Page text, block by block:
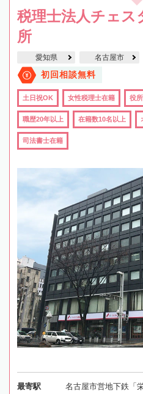
税理士法人チェス
所
愛知県 名古屋市
初回相談無料
土日祝OK 女性税理士在籍 役
職歴20年以上 在籍数10名以上
司法書士在籍
最寄駅
名古屋市営地下鉄「